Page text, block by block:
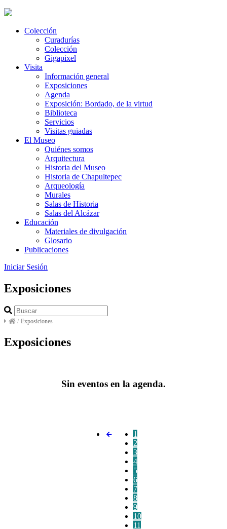
Colección
Curadurías
Colección
Gigapixel
Visita
Información general
Exposiciones
Agenda
Exposición: Bordado, de la virtud
Biblioteca
Servicios
Visitas guiadas
El Museo
Quiénes somos
Arquitectura
Historia del Museo
Historia de Chapultepec
Arqueología
Murales
Salas de Historia
Salas del Alcázar
Educación
Materiales de divulgación
Glosario
Publicaciones
Iniciar Sesión
Exposiciones
/ Exposiciones
Exposiciones
Sin eventos en la agenda.
1
2
3
4
5
6
7
8
9
10
11